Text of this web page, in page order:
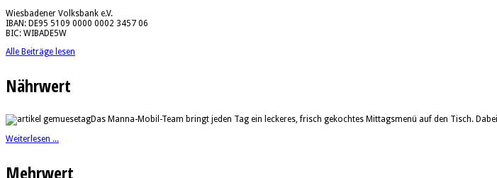
Wiesbadener Volksbank e.V.
IBAN: DE95 5109 0000 0002 3457 06
BIC: WIBADE5W
Alle Beiträge lesen
Nährwert
Das Manna-Mobil-Team bringt jeden Tag ein leckeres, frisch gekochtes Mittagsmenü auf den Tisch.
Weiterlesen ...
Mehrwert